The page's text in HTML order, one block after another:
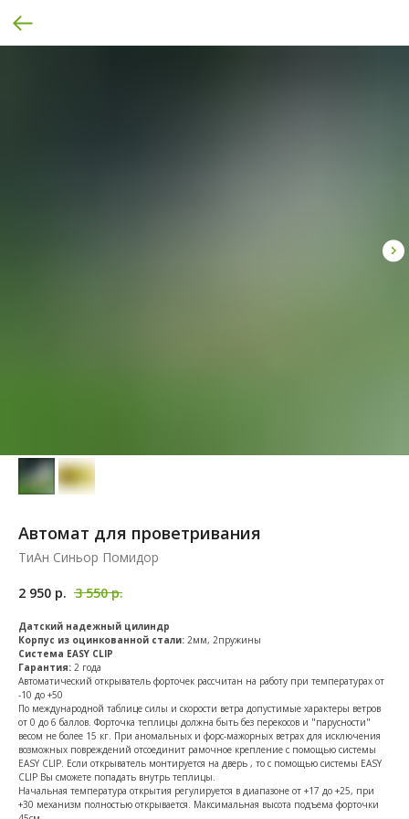
Автомат для проветривания
ТиАн Синьор Помидор
2 950 р. 3 550 р.
Датский надежный цилиндр
Корпус из оцинкованной стали: 2мм, 2пружины
Система EASY CLIP
Гарантия: 2 года
Автоматический открыватель форточек рассчитан на работу при температурах от
-10 до +50
По международной таблице силы и скорости ветра допустимые характеры ветров
от 0 до 6 баллов. Форточка теплицы должна быть без перекосов и "парусности"
весом не более 15 кг. При аномальных и форс-мажорных ветрах для исключения
возможных повреждений отсоединит рамочное крепление с помощью системы
EASY CLIP. Если открыватель монтируется на дверь , то с помощью системы EASY
CLIP Вы сможете попадать внутрь теплицы.
Начальная температура открытия регулируется в диапазоне от +17 до +25, при
+30 механизм полностью открывается. Максимальная высота подъема форточки